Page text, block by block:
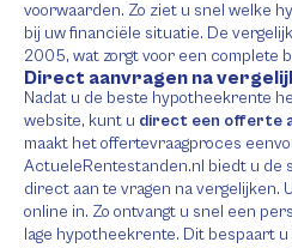
voorwaarden. Zo ziet u snel welke
bij uw financiële situatie. De
2005, wat zorgt voor een complete
Direct aanvragen na
Nadat u de beste hypotheekrente
website, kunt u direct een offerte
maakt het offertevraagproces
ActueleRentestanden.nl biedt u de
direct aan te vragen na vergelijken.
online in. Zo ontvangt u snel een
lage hypotheekrente. Dit bespaart u